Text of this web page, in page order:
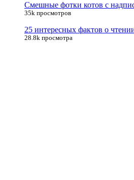
Смешные фотки котов с
35k просмотров
25 интересных фактов о
28.8k просмотра